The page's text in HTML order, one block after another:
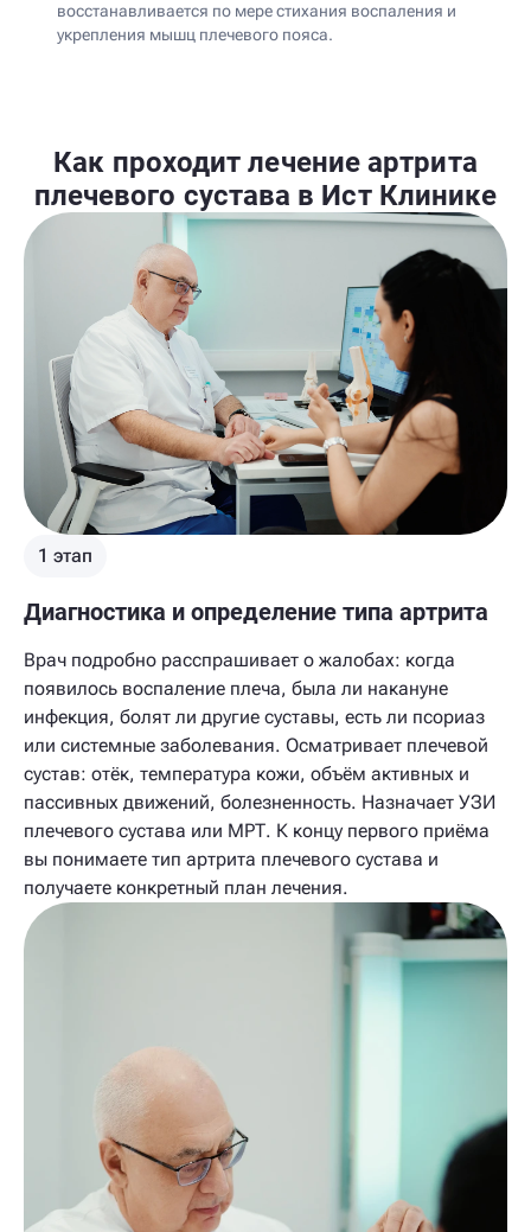
восстанавливается по мере стихания воспаления и
укрепления мышц плечевого пояса.
Как проходит лечение артрита
плечевого сустава в Ист Клинике
1 этап
Диагностика и определение типа артрита
Врач подробно расспрашивает о жалобах: когда
появилось воспаление плеча, была ли накануне
инфекция, болят ли другие суставы, есть ли псориаз
или системные заболевания. Осматривает плечевой
сустав: отёк, температура кожи, объём активных и
пассивных движений, болезненность. Назначает УЗИ
плечевого сустава или МРТ. К концу первого приёма
вы понимаете тип артрита плечевого сустава и
получаете конкретный план лечения.